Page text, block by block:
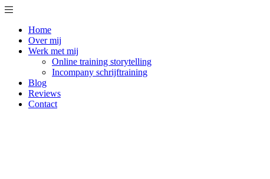
Home
Over mij
Werk met mij
Online training storytelling
Incompany schrijftraining
Blog
Reviews
Contact